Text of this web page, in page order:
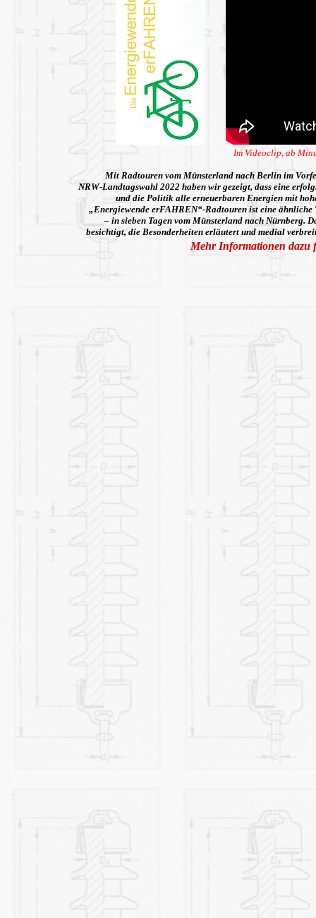
Im Videoclip, ab
Mit Radtouren vom Münsterland nach Berlin im
NRW-Landtagswahl 2022 haben wir gezeigt, dass eine
und die Politik alle erneuerbaren Energien mit
„Energiewende erFAHREN“-Radtouren ist eine
– in sieben Tagen vom Münsterland nach Nürnberg.
besichtigt, die Besonderheiten erläutert und medial
Mehr Informationen dazu